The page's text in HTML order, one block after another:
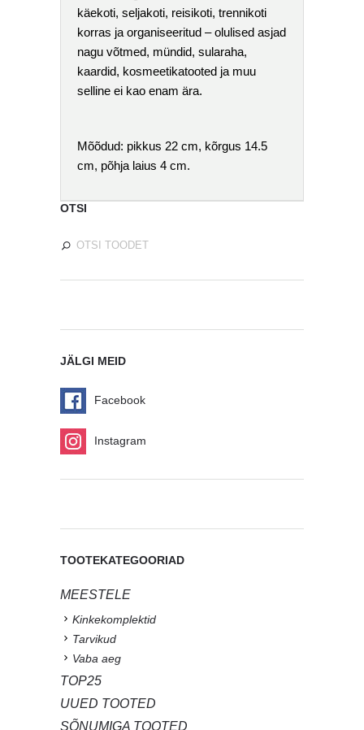
käekoti, seljakoti, reisikoti, trennikoti
korras ja organiseeritud – olulised asjad
nagu võtmed, mündid, sularaha,
kaardid, kosmeetikatooted ja muu
selline ei kao enam ära.
Mõõdud: pikkus 22 cm, kõrgus 14.5
cm, põhja laius 4 cm.
OTSI
JÄLGI MEID
Facebook
Instagram
TOOTEKATEGOORIAD
MEESTELE
Kinkekomplektid
Tarvikud
Vaba aeg
TOP25
UUED TOOTED
SÕNUMIGA TOOTED